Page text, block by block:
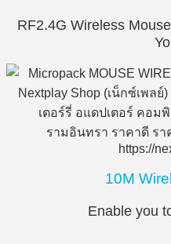
RF2.4G Wireless
10M
Enable you